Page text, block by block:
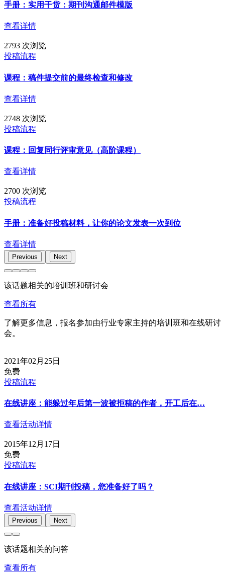
手册：实用干货：期刊沟通邮件模版
查看详情
2793 次浏览
投稿流程
课程：稿件提交前的最终检查和修改
查看详情
2748 次浏览
投稿流程
课程：回复同行评审意见（高阶课程）
查看详情
2700 次浏览
投稿流程
手册：准备好投稿材料，让你的论文发表一次到位
查看详情
Previous Next
该话题相关的培训班和研讨会
查看所有
了解更多信息，报名参加由行业专家主持的培训班和在线研讨
会。
2021年02月25日
免费
投稿流程
在线讲座：能躲过年后第一波被拒稿的作者，开工后在…
查看活动详情
2015年12月17日
免费
投稿流程
在线讲座：SCI期刊投稿，您准备好了吗？
查看活动详情
Previous Next
该话题相关的问答
查看所有